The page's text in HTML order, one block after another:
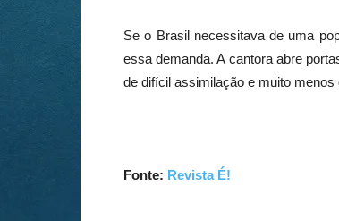
Se o Brasil necessitava de uma
essa demanda. A cantora abre
de difícil assimilação e muito menos
Fonte: Revista É!